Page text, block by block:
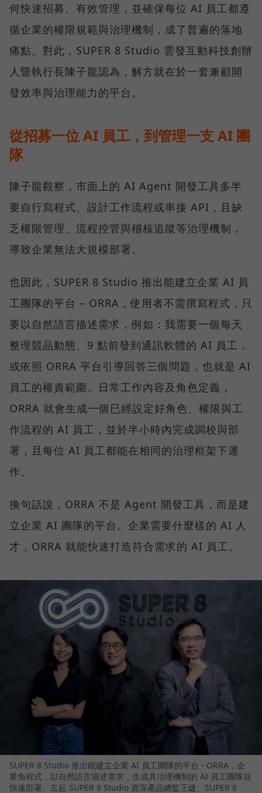
何快速招募、有效管理，並確保每位 AI 員工都遵
循企業的權限規範與治理機制，成了普遍的落地
痛點。對此，SUPER 8 Studio 雲發互動科技創辦
人暨執行長陳子龍認為，解方就在於一套兼顧開
發效率與治理能力的平台。
從招募一位 AI 員工，到管理一支 AI 團
隊
陳子龍觀察，市面上的 AI Agent 開發工具多半
要自行寫程式、設計工作流程或串接 API，且缺
乏權限管理、流程控管與稽核追蹤等治理機制，
導致企業無法大規模部署。
也因此，SUPER 8 Studio 推出能建立企業 AI 員
工團隊的平台 – ORRA，使用者不需撰寫程式，只
要以自然語言描述需求，例如：我需要一個每天
整理競品動態、9 點前發到通訊軟體的 AI 員工，
或依照 ORRA 平台引導回答三個問題，也就是 AI
員工的權責範圍、日常工作內容及角色定義，
ORRA 就會生成一個已經設定好角色、權限與工
作流程的 AI 員工，並於半小時內完成調校與部
署，且每位 AI 員工都能在相同的治理框架下運
作。
換句話說，ORRA 不是 Agent 開發工具，而是建
立企業 AI 團隊的平台。企業需要什麼樣的 AI 人
才，ORRA 就能快速打造符合需求的 AI 員工。
SUPER 8 Studio 推出能建立企業 AI 員工團隊的平台 - ORRA，企
業免程式，以自然語言描述需求，生成具治理機制的 AI 員工團隊並
快速部署。左起 SUPER 8 Studio 資深產品總監王婕、SUPER 8